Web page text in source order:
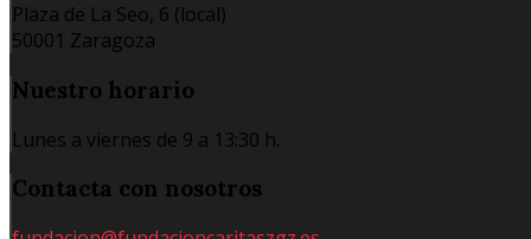
Plaza de La Seo, 6 (local)
50001 Zaragoza
Nuestro horario
Lunes a viernes de 9 a 13:30 h.
Contacta con nosotros